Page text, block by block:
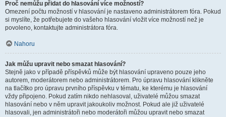
Proč nemůžu přidat do hlasování více možností?
Omezení počtu možností v hlasování je nastaveno administrátorem fóra. Pokud
si myslíte, že potřebujete do vašeho hlasování vložit více možností než je
povoleno, kontaktujte administrátora fóra.
Nahoru
Jak můžu upravit nebo smazat hlasování?
Stejně jako v případě příspěvků může být hlasování upraveno pouze jeho
autorem, moderátorem nebo administrátorem. Pro úpravu hlasování klikněte
na tlačítko pro úpravu prvního příspěvku v tématu, ke kterému je hlasování
vždy připojeno. Pokud zatím nikdo nehlasoval, uživatelé můžou smazat
hlasování nebo v něm upravit jakoukoliv možnost. Pokud ale již uživatelé
hlasovali, jen administrátoři nebo moderátoři můžou upravit nebo smazat